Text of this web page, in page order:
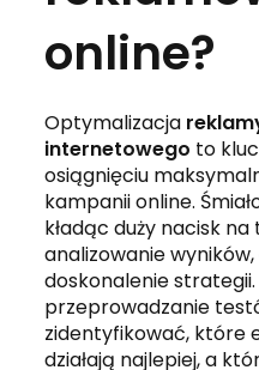
online?
Optymalizacja
internetowego to
osiągnięciu
kampanii online.
kładąc duży nacisk
analizowanie
doskonalenie
przeprowadzanie
zidentyfikować, które
działają najlepiej, a